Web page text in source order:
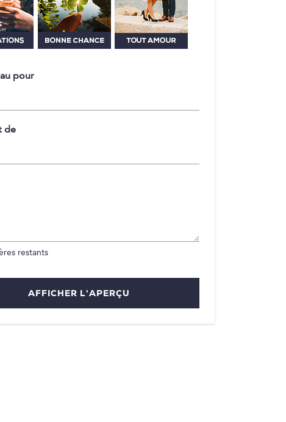
pour
de
restants
AFFICHER L'APERÇU